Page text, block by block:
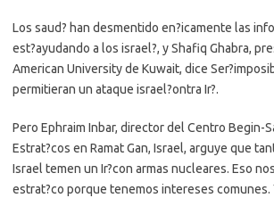
Los saud? han desmentido en?icamente las
est?ayudando a los israel?, y Shafiq Ghabra,
American University de Kuwait, dice
permitieran un ataque israel?ontra Ir?.
Pero Ephraim Inbar, director del Centro Begin-
Estrat?cos en Ramat Gan, Israel, arguye que
Israel temen un Ir?con armas nucleares. Eso
estrat?co porque tenemos intereses comunes.